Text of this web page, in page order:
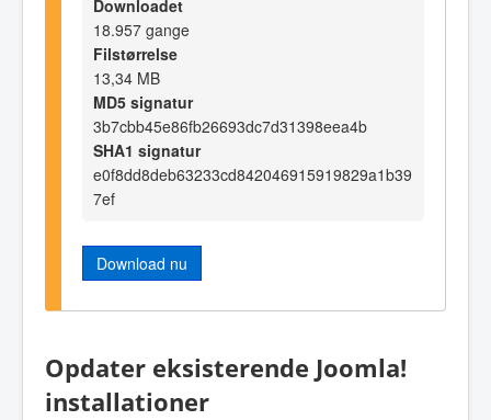
Downloadet
18.957 gange
Filstørrelse
13,34 MB
MD5 signatur
3b7cbb45e86fb26693dc7d31398eea4b
SHA1 signatur
e0f8dd8deb63233cd842046915919829a1b39
7ef
Download nu
Opdater eksisterende Joomla!
installationer